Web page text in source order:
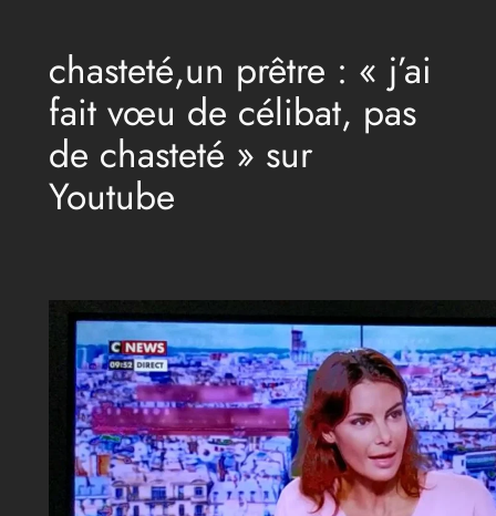
chasteté,un prêtre : « j’ai
fait vœu de célibat, pas
de chasteté » sur
Youtube